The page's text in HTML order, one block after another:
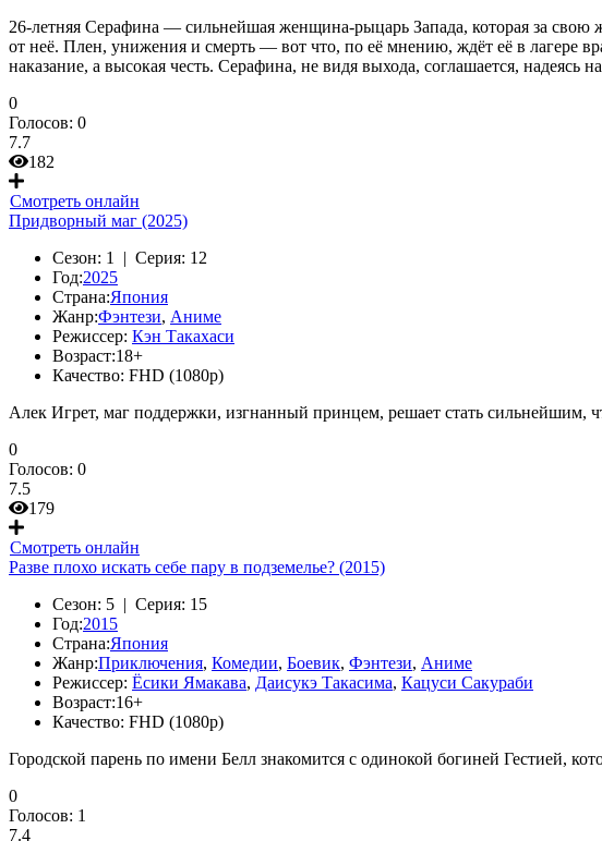
26-летняя Серафина — сильнейшая женщина-рыцарь Запада, которая за свою
от неё. Плен, унижения и смерть — вот что, по её мнению, ждёт её в лагере
наказание, а высокая честь. Серафина, не видя выхода, соглашается,
0
Голосов: 0
7.7
182
Смотреть онлайн
Придворный маг (2025)
Сезон: 1 | Серия: 12
Год:2025
Страна:Япония
Жанр:Фэнтези, Аниме
Режиссер: Кэн Такахаси
Возраст:18+
Качество: FHD (1080p)
Алек Игрет, маг поддержки, изгнанный принцем, решает стать сильнейшим,
0
Голосов: 0
7.5
179
Смотреть онлайн
Разве плохо искать себе пару в подземелье? (2015)
Сезон: 5 | Серия: 15
Год:2015
Страна:Япония
Жанр:Приключения, Комедии, Боевик, Фэнтези, Аниме
Режиссер: Ёсики Ямакава, Даисукэ Такасима, Кацуси Сакураби
Возраст:16+
Качество: FHD (1080p)
Городской парень по имени Белл знакомится с одинокой богиней Гестией,
0
Голосов: 1
7.4